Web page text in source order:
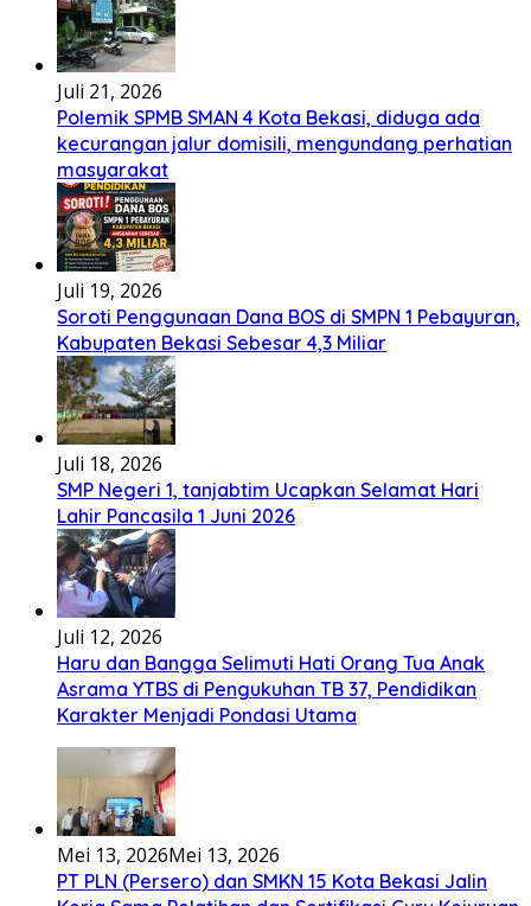
Juli 21, 2026
Polemik SPMB SMAN 4 Kota Bekasi, diduga ada
kecurangan jalur domisili, mengundang perhatian
masyarakat
Juli 19, 2026
Soroti Penggunaan Dana BOS di SMPN 1 Pebayuran,
Kabupaten Bekasi Sebesar 4,3 Miliar
Juli 18, 2026
SMP Negeri 1, tanjabtim Ucapkan Selamat Hari
Lahir Pancasila 1 Juni 2026
Juli 12, 2026
Haru dan Bangga Selimuti Hati Orang Tua Anak
Asrama YTBS di Pengukuhan TB 37, Pendidikan
Karakter Menjadi Pondasi Utama
Mei 13, 2026Mei 13, 2026
PT PLN (Persero) dan SMKN 15 Kota Bekasi Jalin